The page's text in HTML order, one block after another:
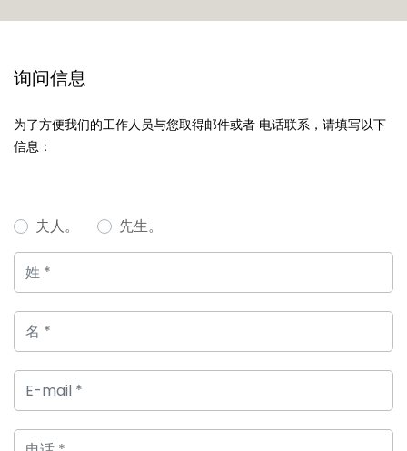
询问信息
为了方便我们的工作人员与您取得邮件或者 电话联系，请填写以下
信息：
夫人。 先生。